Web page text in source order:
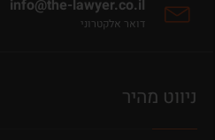
info@the-lawyer.co.il
דואר אלקטרוני
ניווט מהיר